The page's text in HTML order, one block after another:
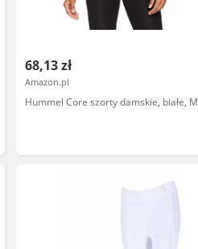
68,13 zł
Amazon.pl
Hummel Core szorty damskie, białe, M